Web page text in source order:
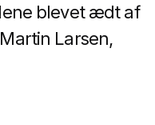
blevet ædt af
Larsen,